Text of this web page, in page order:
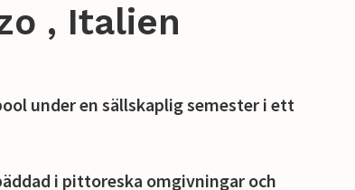
, Italien
under en sällskaplig semester i ett
i pittoreska omgivningar och